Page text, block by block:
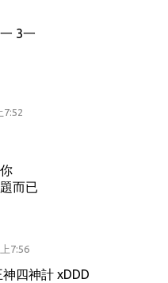
3一
7:52
而已
7:56
四神計 xDDD